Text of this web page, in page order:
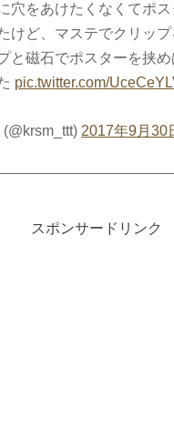
穴をあけたくなくてポ
けど、マステでクリッ
と磁石でポスターを挟
pic.twitter.com/
2017年9月30
スポンサードリンク